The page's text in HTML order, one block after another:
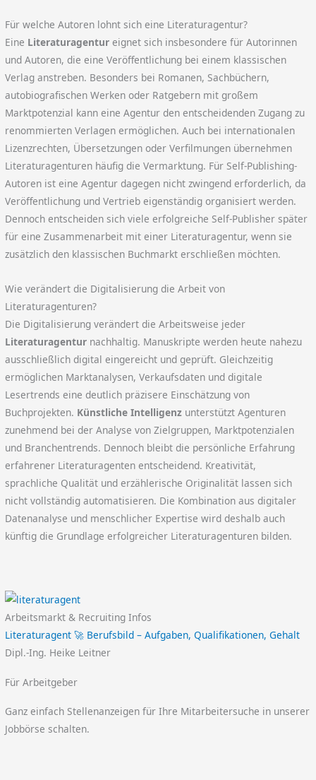
Für welche Autoren lohnt sich eine Literaturagentur?
Eine Literaturagentur eignet sich insbesondere für Autorinnen
und Autoren, die eine Veröffentlichung bei einem klassischen
Verlag anstreben. Besonders bei Romanen, Sachbüchern,
autobiografischen Werken oder Ratgebern mit großem
Marktpotenzial kann eine Agentur den entscheidenden Zugang zu
renommierten Verlagen ermöglichen. Auch bei internationalen
Lizenzrechten, Übersetzungen oder Verfilmungen übernehmen
Literaturagenturen häufig die Vermarktung. Für Self-Publishing-
Autoren ist eine Agentur dagegen nicht zwingend erforderlich, da
Veröffentlichung und Vertrieb eigenständig organisiert werden.
Dennoch entscheiden sich viele erfolgreiche Self-Publisher später
für eine Zusammenarbeit mit einer Literaturagentur, wenn sie
zusätzlich den klassischen Buchmarkt erschließen möchten.
Wie verändert die Digitalisierung die Arbeit von
Literaturagenturen?
Die Digitalisierung verändert die Arbeitsweise jeder
Literaturagentur nachhaltig. Manuskripte werden heute nahezu
ausschließlich digital eingereicht und geprüft. Gleichzeitig
ermöglichen Marktanalysen, Verkaufsdaten und digitale
Lesertrends eine deutlich präzisere Einschätzung von
Buchprojekten. Künstliche Intelligenz unterstützt Agenturen
zunehmend bei der Analyse von Zielgruppen, Marktpotenzialen
und Branchentrends. Dennoch bleibt die persönliche Erfahrung
erfahrener Literaturagenten entscheidend. Kreativität,
sprachliche Qualität und erzählerische Originalität lassen sich
nicht vollständig automatisieren. Die Kombination aus digitaler
Datenanalyse und menschlicher Expertise wird deshalb auch
künftig die Grundlage erfolgreicher Literaturagenturen bilden.
Arbeitsmarkt & Recruiting Infos
Literaturagent 🚀 Berufsbild – Aufgaben, Qualifikationen, Gehalt
Dipl.-Ing. Heike Leitner
Für Arbeitgeber
Ganz einfach Stellenanzeigen für Ihre Mitarbeitersuche in unserer
Jobbörse schalten.